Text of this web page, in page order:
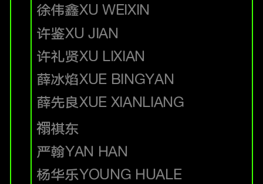
徐伟鑫XU WEIXIN
许鉴XU JIAN
许礼贤XU LIXIAN
薛冰焰XUE BINGYAN
薛先良XUE XIANLIANG
禤祺东
严翰YAN HAN
杨华乐YOUNG HUALE